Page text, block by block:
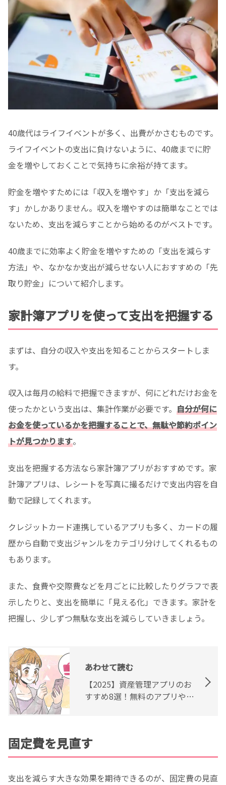
40歳代はライフイベントが多く、出費がかさむものです。
ライフイベントの支出に負けないように、40歳までに貯
金を増やしておくことで気持ちに余裕が持てます。
貯金を増やすためには「収入を増やす」か「支出を減ら
す」かしかありません。収入を増やすのは簡単なことでは
ないため、支出を減らすことから始めるのがベストです。
40歳までに効率よく貯金を増やすための「支出を減らす
方法」や、なかなか支出が減らせない人におすすめの「先
取り貯金」について紹介します。
家計簿アプリを使って支出を把握する
まずは、自分の収入や支出を知ることからスタートしま
す。
収入は毎月の給料で把握できますが、何にどれだけお金を
使ったかという支出は、集計作業が必要です。 自分が何に
お金を使っているかを把握することで、無駄や節約ポイン
トが見つかります。
支出を把握する方法なら家計簿アプリがおすすめです。家
計簿アプリは、レシートを写真に撮るだけで支出内容を自
動で記録してくれます。
クレジットカード連携しているアプリも多く、カードの履
歴から自動で支出ジャンルをカテゴリ分けしてくれるもの
もあります。
また、食費や交際費などを月ごとに比較したりグラフで表
示したりと、支出を簡単に「見える化」できます。家計を
把握し、少しずつ無駄な支出を減らしていきましょう。
あわせて読む
【2025】資産管理アプリのお
すすめ8選！無料のアプリや選
固定費を見直す
支出を減らす大きな効果を期待できるのが、固定費の見直